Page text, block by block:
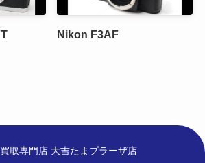
Nikon F3AF
取専門店 大吉たまプラーザ店